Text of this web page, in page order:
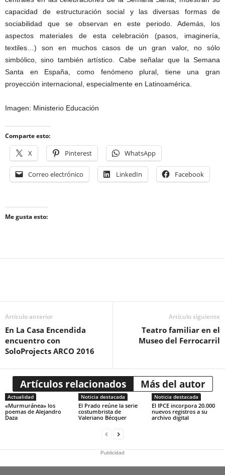
capacidad de estructuración social y las diversas formas de
sociabilidad que se observan en este periodo. Además, los
aspectos materiales de esta celebración (pasos, imaginería,
textiles…) son en muchos casos de un gran valor, no sólo
simbólico, sino también artístico. Cabe señalar que la Semana
Santa en España, como fenómeno plural, tiene una gran
proyección internacional, especialmente en Latinoamérica.
Imagen: Ministerio Educación
Comparte esto:
X Pinterest WhatsApp
Correo electrónico LinkedIn Facebook
Me gusta esto:
Artículo anterior
En La Casa Encendida
encuentro con
SoloProjects ARCO 2016
Artículo siguiente
Teatro familiar en el
Museo del Ferrocarril
Artículos relacionados Más del autor
Actualidad
«Murmuránea» los
poemas de Alejandro
Daza
Noticia destacada
El Prado reúne la serie
costumbrista de
Valeriano Bécquer
Noticia destacada
El IPCE incorpora 20.000
nuevos registros a su
archivo digital
Publicidad